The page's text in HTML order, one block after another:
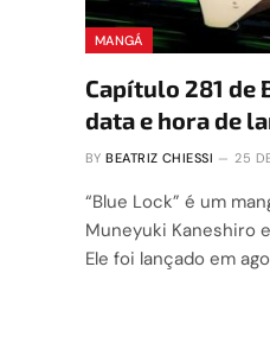
MANGÁ
Capítulo 281 de
data e hora de
BY BEATRIZ CHIESSI 25
“Blue Lock” é um
Muneyuki Kaneshiro
Ele foi lançado em